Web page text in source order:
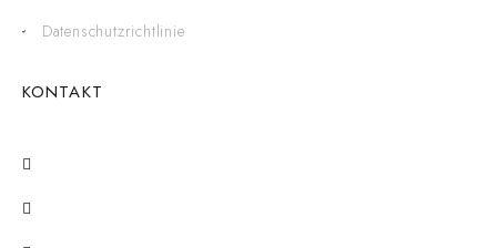
Datenschutzrichtlinie
KONTAKT